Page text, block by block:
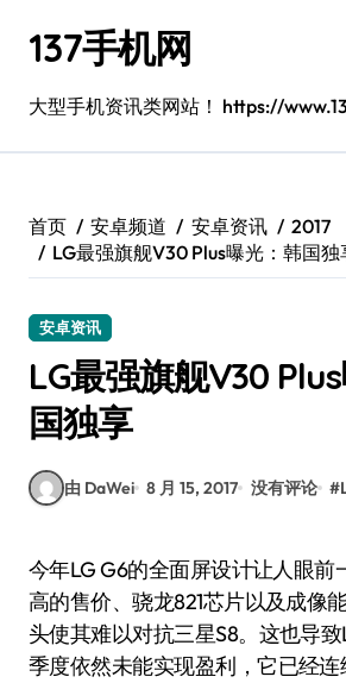
137手机网
大型手机资讯类网站！ https://
首页 安卓频道 安卓资讯
2017
LG最强旗舰V30 Plus曝光：韩国独
安卓资讯
LG最强旗舰V30
国独享
由 DaWei 8 月 15, 2017 没有评论 #
今年LG G6的全面屏设计让人眼前一亮，但是由于较
高的售价、骁龙821芯片以及成像
头使其难以对抗三星S8。这也导
季度依然未能实现盈利，它已经